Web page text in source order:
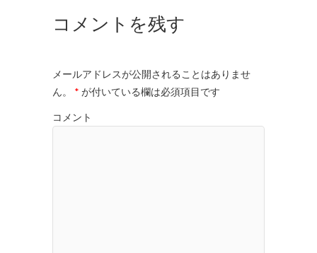
コメントを残す
メールアドレスが公開されることはありませ
ん。
* が付いている欄は必須項目です
コメント